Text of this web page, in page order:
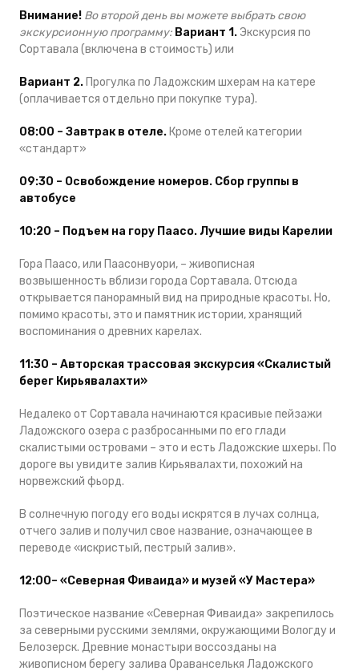
Внимание! Во второй день вы можете выбрать свою
экскурсионную программу: Вариант 1.Экскурсия по
Сортавала (включена в стоимость) или
Вариант 2. Прогулка по Ладожским шхерам на катере
(оплачивается отдельно при покупке тура).
08:00 – Завтрак в отеле. Кроме отелей категории
«стандарт»
09:30 – Освобождение номеров. Сбор группы в
автобусе
10:20 – Подъем на гору Паасо. Лучшие виды Карелии
Гора Паасо, или Паасонвуори, – живописная
возвышенность вблизи города Сортавала. Отсюда
открывается панорамный вид на природные красоты. Но,
помимо красоты, это и памятник истории, хранящий
воспоминания о древних карелах.
11:30 – Авторская трассовая экскурсия «Скалистый
берег Кирьявалахти»
Недалеко от Сортавала начинаются красивые пейзажи
Ладожского озера с разбросанными по его глади
скалистыми островами – это и есть Ладожские шхеры. По
дороге вы увидите залив Кирьявалахти, похожий на
норвежский фьорд.
В солнечную погоду его воды искрятся в лучах солнца,
отчего залив и получил свое название, означающее в
переводе «искристый, пестрый залив».
12:00– «Северная Фиваида» и музей «У Мастера»
Поэтическое название «Северная Фиваида» закрепилось
за северными русскими землями, окружающими Вологду и
Белозерск. Древние монастыри воссозданы на
живописном берегу залива Ораванселькя Ладожского